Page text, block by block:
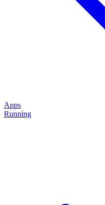
Apps
Running